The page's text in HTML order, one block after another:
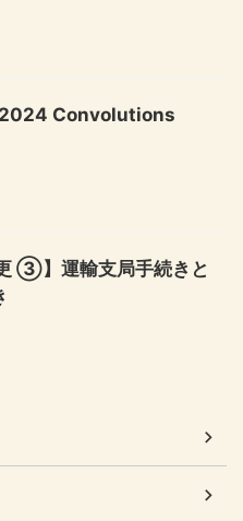
Convolutions
③】運輸支局手続きと